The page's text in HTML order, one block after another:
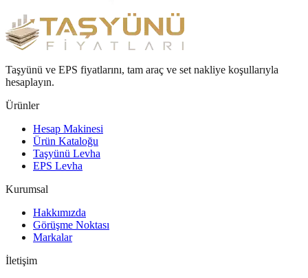
Taşyünü ve EPS fiyatlarını, tam araç ve set nakliye koşullarıyla
hesaplayın.
Ürünler
Hesap Makinesi
Ürün Kataloğu
Taşyünü Levha
EPS Levha
Kurumsal
Hakkımızda
Görüşme Noktası
Markalar
İletişim